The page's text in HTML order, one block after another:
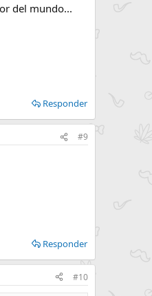
del mundo...
Responder
#9
Responder
#10